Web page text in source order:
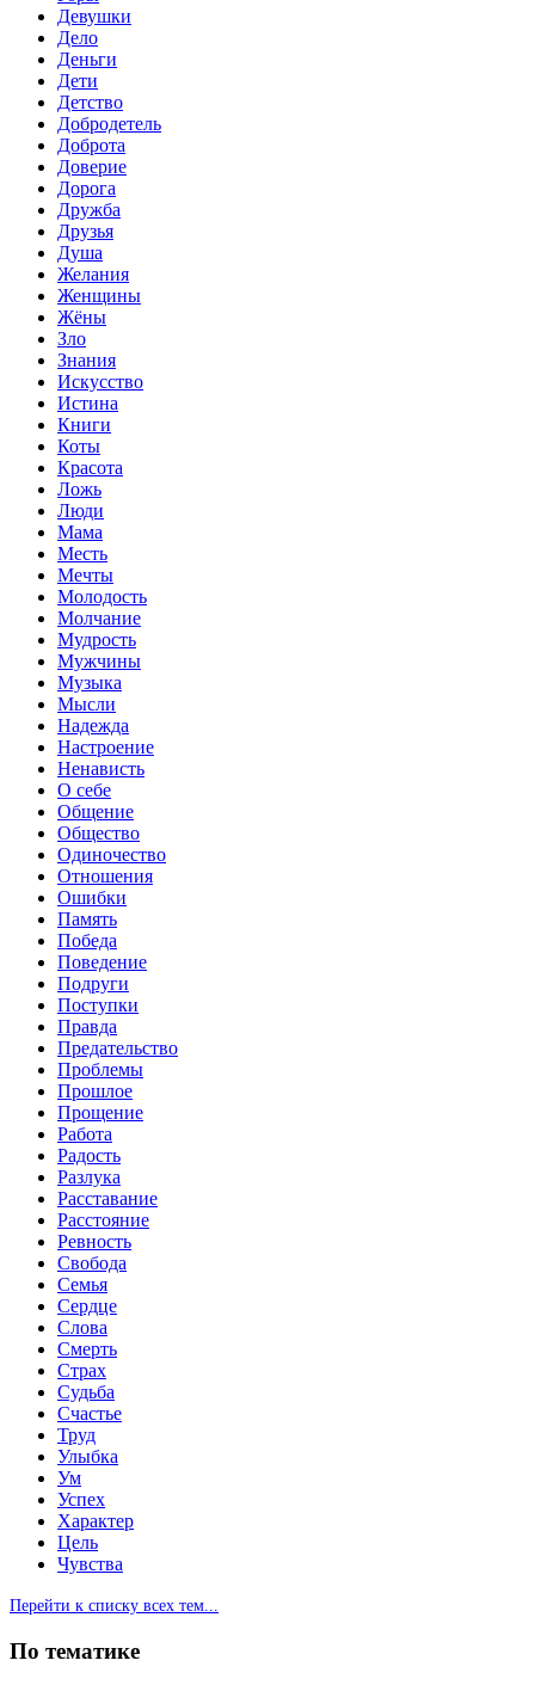
Девушки
Дело
Деньги
Дети
Детство
Добродетель
Доброта
Доверие
Дорога
Дружба
Друзья
Душа
Желания
Женщины
Жёны
Зло
Знания
Искусство
Истина
Книги
Коты
Красота
Ложь
Люди
Мама
Месть
Мечты
Молодость
Молчание
Мудрость
Мужчины
Музыка
Мысли
Надежда
Настроение
Ненависть
О себе
Общение
Общество
Одиночество
Отношения
Ошибки
Память
Победа
Поведение
Подруги
Поступки
Правда
Предательство
Проблемы
Прошлое
Прощение
Работа
Радость
Разлука
Расставание
Расстояние
Ревность
Свобода
Семья
Сердце
Слова
Смерть
Страх
Судьба
Счастье
Труд
Улыбка
Ум
Успех
Характер
Цель
Чувства
Перейти к списку всех тем...
По тематике